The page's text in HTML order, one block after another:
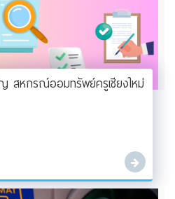
สหกรณ์ออมทรัพย์ครูเชียงใหม่